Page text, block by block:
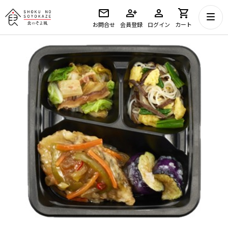
お問合せ 会員登録 ログイン カート